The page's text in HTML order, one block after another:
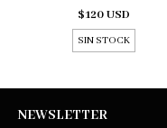
$120 USD
SIN STOCK
NEWSLETTER